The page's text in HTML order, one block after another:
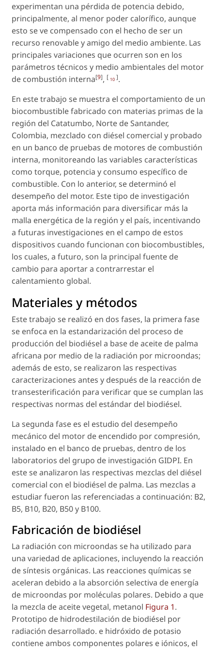
experimentan una pérdida de potencia debido,
principalmente, al menor poder calorífico, aunque
esto se ve compensado con el hecho de ser un
recurso renovable y amigo del medio ambiente. Las
principales variaciones que ocurren son en los
parámetros técnicos y medio ambientales del motor
de combustión interna[9], [ 10 ].
En este trabajo se muestra el comportamiento de un
biocombustible fabricado con materias primas de la
región del Catatumbo, Norte de Santander,
Colombia, mezclado con diésel comercial y probado
en un banco de pruebas de motores de combustión
interna, monitoreando las variables características
como torque, potencia y consumo específico de
combustible. Con lo anterior, se determinó el
desempeño del motor. Este tipo de investigación
aporta más información para diversificar más la
malla energética de la región y el país, incentivando
a futuras investigaciones en el campo de estos
dispositivos cuando funcionan con biocombustibles,
los cuales, a futuro, son la principal fuente de
cambio para aportar a contrarrestar el
calentamiento global.
Materiales y métodos
Este trabajo se realizó en dos fases, la primera fase
se enfoca en la estandarización del proceso de
producción del biodiésel a base de aceite de palma
africana por medio de la radiación por microondas;
además de esto, se realizaron las respectivas
caracterizaciones antes y después de la reacción de
transesterificación para verificar que se cumplan las
respectivas normas del estándar del biodiésel.
La segunda fase es el estudio del desempeño
mecánico del motor de encendido por compresión,
instalado en el banco de pruebas, dentro de los
laboratorios del grupo de investigación GIDPI. En
este se analizaron las respectivas mezclas del diésel
comercial con el biodiésel de palma. Las mezclas a
estudiar fueron las referenciadas a continuación: B2,
B5, B10, B20, B50 y B100.
Fabricación de biodiésel
La radiación con microondas se ha utilizado para
una variedad de aplicaciones, incluyendo la reacción
de síntesis orgánicas. Las reacciones químicas se
aceleran debido a la absorción selectiva de energía
de microondas por moléculas polares. Debido a que
la mezcla de aceite vegetal, metanol Figura 1.
Prototipo de hidrodestilación de biodiésel por
radiación desarrollado. e hidróxido de potasio
contiene ambos componentes polares e iónicos, el